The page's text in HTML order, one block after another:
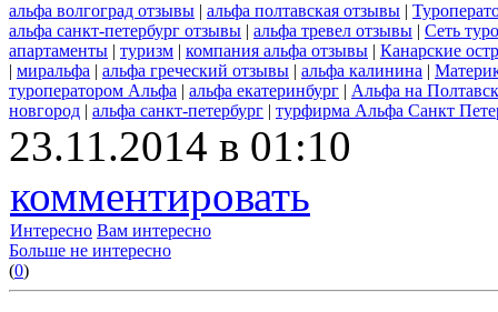
альфа волгоград отзывы | альфа полтавская отзывы |
альфа санкт-петербург отзывы | альфа тревел отзывы | Сеть
апартаменты | туризм | компания альфа отзывы | Канарские
| миральфа | альфа греческий отзывы | альфа калинина |
туроператором Альфа | альфа екатеринбург | Альфа на
новгород | альфа санкт-петербург | турфирма Альфа Санкт
23.11.2014 в 01:10
комментировать
Интересно Вам интересно
Больше не интересно
(0)